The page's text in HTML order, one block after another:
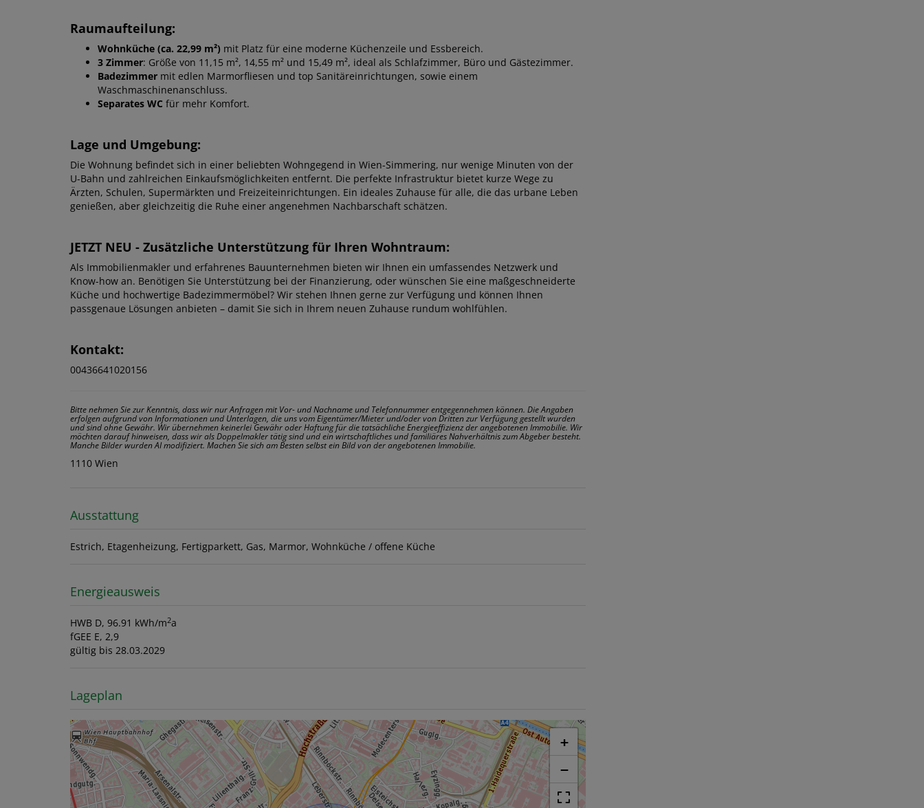
Raumaufteilung:
Wohnküche (ca. 22,99 m²) mit Platz für eine moderne Küchenzeile und Essbereich.
3 Zimmer: Größe von 11,15 m², 14,55 m² und 15,49 m², ideal als Schlafzimmer, Büro und Gästezimmer.
Badezimmer mit edlen Marmorfliesen und top Sanitäreinrichtungen, sowie einem
Waschmaschinenanschluss.
Separates WC für mehr Komfort.
Lage und Umgebung:
Die Wohnung befindet sich in einer beliebten Wohngegend in Wien-Simmering, nur wenige Minuten von der
U-Bahn und zahlreichen Einkaufsmöglichkeiten entfernt. Die perfekte Infrastruktur bietet kurze Wege zu
Ärzten, Schulen, Supermärkten und Freizeiteinrichtungen. Ein ideales Zuhause für alle, die das urbane Leben
genießen, aber gleichzeitig die Ruhe einer angenehmen Nachbarschaft schätzen.
JETZT NEU - Zusätzliche Unterstützung für Ihren Wohntraum:
Als Immobilienmakler und erfahrenes Bauunternehmen bieten wir Ihnen ein umfassendes Netzwerk und
Know-how an. Benötigen Sie Unterstützung bei der Finanzierung, oder wünschen Sie eine maßgeschneiderte
Küche und hochwertige Badezimmermöbel? Wir stehen Ihnen gerne zur Verfügung und können Ihnen
passgenaue Lösungen anbieten – damit Sie sich in Ihrem neuen Zuhause rundum wohlfühlen.
Kontakt:
00436641020156
Bitte nehmen Sie zur Kenntnis, dass wir nur Anfragen mit Vor- und Nachname und Telefonnummer entgegennehmen können. Die Angaben
erfolgen aufgrund von Informationen und Unterlagen, die uns vom Eigentümer/Mieter und/oder von Dritten zur Verfügung gestellt wurden
und sind ohne Gewähr. Wir übernehmen keinerlei Gewähr oder Haftung für die tatsächliche Energieeffizienz der angebotenen Immobilie. Wir
möchten darauf hinweisen, dass wir als Doppelmakler tätig sind und ein wirtschaftliches und familiäres Nahverhältnis zum Abgeber besteht.
Manche Bilder wurden AI modifiziert. Machen Sie sich am Besten selbst ein Bild von der angebotenen Immobilie.
1110 Wien
Ausstattung
Estrich Etagenheizung Fertigparkett Gas Marmor Wohnküche / offene Küche
Energieausweis
HWB D, 96.91 kWh/m2a
fGEE E, 2,9
gültig bis 28.03.2029
Lageplan
+
−